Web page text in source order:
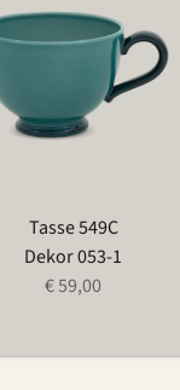
Tasse 549C
Dekor 053-1
€ 59,00